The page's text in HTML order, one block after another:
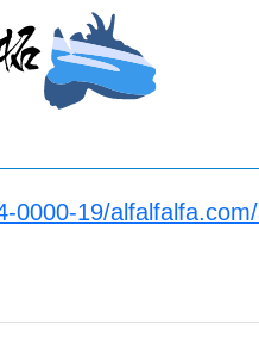
0000-19/